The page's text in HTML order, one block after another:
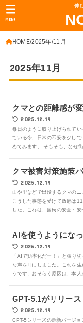
伸
MENU
HOME 2025年 11月
2025年11月
クマとの距離感が
2025.12.19
毎日のように取り上げられて
ている今、日常の不安を少し
めてみます。 そもそも、なぜ
クマ被害対策施策
2025.12.19
山や里などで出没するクマのニ
こうした事態を受けて政府は
した。これは、国民の安全・
AIを使うようにな
2025.12.19
「AIで効率化だー！」と張り
な声を耳にしました。これを
うです。おそらく原因は、本人
GPT-5.1がリリース
2025.12.19
GPT-5シリーズの最新バージ